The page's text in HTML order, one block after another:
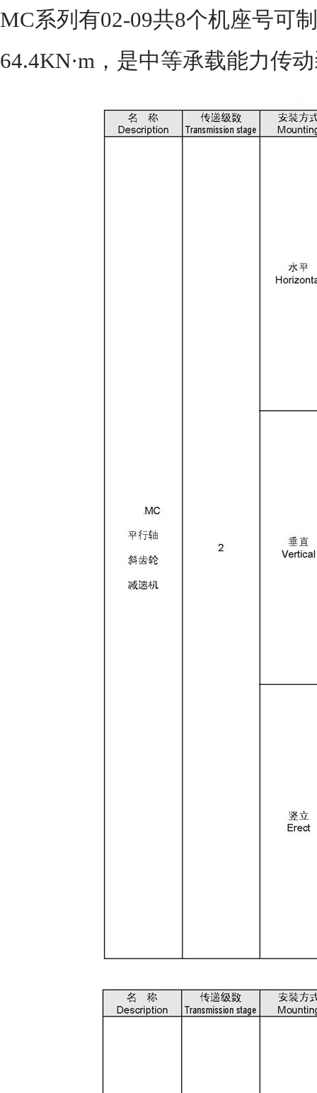
MC系列有02-09共8个机座号可
64.4KN·m，是中等承载能力传